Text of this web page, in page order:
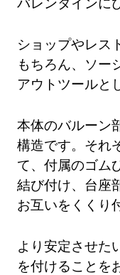
ショップやレス
もちろん、ソー
アウトツールと
本体のバルーン
構造です。それ
て、付属のゴム
結び付け、台座
お互いをくくり
より安定させた
を付けることを